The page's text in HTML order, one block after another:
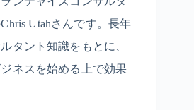
Utahさんです。長年
タント知識をもとに、
ネスを始める上で効果